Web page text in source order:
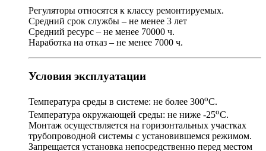
Регуляторы относятся к классу ремонтируемых.
Средний срок службы – не менее 3 лет
Средний ресурс – не менее 70000 ч.
Наработка на отказ – не менее 7000 ч.
Условия эксплуатации
Температура среды в системе: не более 300оС.
Температура окружающей среды: не ниже -25оС.
Монтаж осуществляется на горизонтальных участках
трубопроводной системы с установившемся режимом.
Запрещается установка непосредственно перед местом